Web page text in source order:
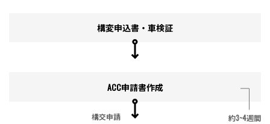
構変申込書・車検証
ACC申請書作成
構交申請 約3~4週間